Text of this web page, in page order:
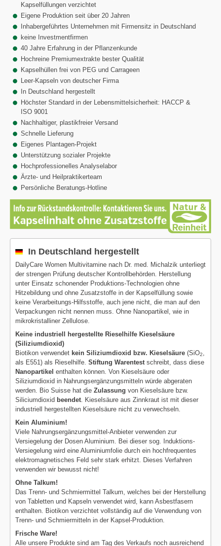
Kapselfüllungen verzichtet
Eigene Produktion seit über 20 Jahren
Inhabergeführtes Unternehmen mit Firmensitz in Deutschland
keine Investmentfirmen
40 Jahre Erfahrung in der Pflanzenkunde
Hochreine Premiumextrakte bester Qualität
Kapselhüllen frei von PEG und Carrageen
Leer-Kapseln von deutscher Firma
In Deutschland hergestellt
Höchster Standard in der Lebensmittelsicherheit: HACCP &
ISO 9001
Nachhaltiger, plastikfreier Versand
Schnelle Lieferung
Eigenes Plantagen-Projekt
Unterstützung sozialer Projekte
Hochprofessionelles Analyselabor
Ärzte- und Heilpraktikerteam
Persönliche Beratungs-Hotline
In Deutschland hergestellt
DailyCare Women Multivitamine nach Dr. med. Michalzik unterliegt
der strengen Prüfung deutscher Kontrollbehörden. Herstellung
unter Einsatz schonender Produktions-Technologien ohne
Hitzebildung und ohne Zusatzstoffe in der Kapselfüllung sowie
keine Verarbeitungs-Hilfsstoffe, auch jene nicht, die man auf den
Verpackungen nicht nennen muss. Ohne Nanopartikel, wie in
mikrokristalliner Zellulose.
Keine industriell hergestellte Rieselhilfe Kieselsäure
(Siliziumdioxid)
Biotikon verwendet kein Siliziumdioxid bzw. Kieselsäure (SiO2
als E551) als Rieselhilfe. Stiftung Warentest schreibt, dass diese
Nanopartikel enthalten können. Von Kieselsäure oder
Siliziumdioxid in Nahrungsergänzungsmitteln würde abgeraten
werden. Bio Suisse hat die Zulassung von Kieselsäure bzw.
Siliciumdioxid beendet . Kieselsäure aus Zinnkraut ist mit dieser
industriell hergestellten Kieselsäure nicht zu verwechseln.
Kein Aluminium!
Viele Nahrungsergänzungsmittel-Anbieter verwenden zur
Versiegelung der Dosen Aluminium. Bei dieser sog. Induktions-
Versiegelung wird eine Aluminiumfolie durch ein hochfrequentes
elektromagnetisches Feld sehr stark erhitzt. Dieses Verfahren
verwenden wir bewusst nicht!
Ohne Talkum!
Das Trenn- und Schmiermittel Talkum, welches bei der Herstellung
von Tabletten und Kapseln verwendet wird, kann Asbestfasern
enthalten. Biotikon verzichtet vollständig auf die Verwendung von
Trenn- und Schmiermitteln in der Kapsel-Produktion.
Frische Ware!
Alle unsere Produkte sind am Tag des Verkaufs noch ausreichend